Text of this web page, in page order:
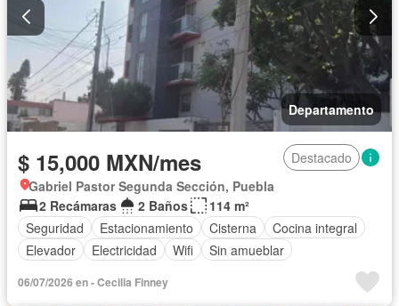
Departamento
$ 15,000 MXN/mes
Destacado
Gabriel Pastor Segunda Sección, Puebla
2 Recámaras
2 Baños
114 m²
Seguridad
Estacionamiento Cisterna
Cocina integral
Elevador
Electricidad Wifi Sin amueblar
06/07/2026 en - Cecilia Finney